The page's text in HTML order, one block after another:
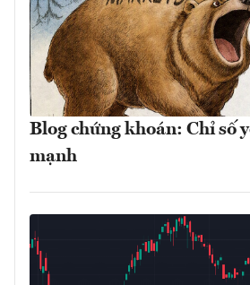
Blog chứng khoán: Chỉ số
mạnh